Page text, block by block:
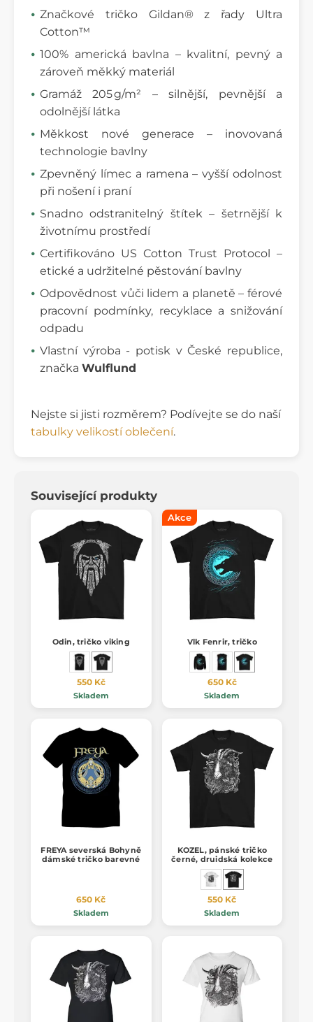
Značkové tričko Gildan® z řady Ultra
Cotton™
100% americká bavlna – kvalitní, pevný a
zároveň měkký materiál
Gramáž 205 g/m² – silnější, pevnější a
odolnější látka
Měkkost nové generace – inovovaná
technologie bavlny
Zpevněný límec a ramena – vyšší odolnost
při nošení i praní
Snadno odstranitelný štítek – šetrnější k
životnímu prostředí
Certifikováno US Cotton Trust Protocol –
etické a udržitelné pěstování bavlny
Odpovědnost vůči lidem a planetě – férové
pracovní podmínky, recyklace a snižování
odpadu
Vlastní výroba - potisk v České republice,
značka Wulflund
Nejste si jisti rozměrem? Podívejte se do naší
tabulky velikostí oblečení.
Související produkty
Odin, tričko viking
550 Kč
Skladem
Akce
Vlk Fenrir, tričko
650 Kč
Skladem
FREYA severská Bohyně
dámské tričko barevné
650 Kč
Skladem
KOZEL, pánské tričko
černé, druidská kolekce
550 Kč
Skladem